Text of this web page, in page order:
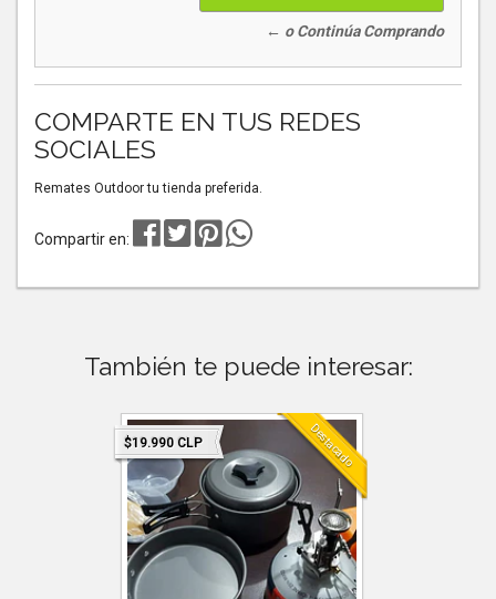
← o Continúa Comprando
COMPARTE EN TUS REDES
SOCIALES
Remates Outdoor tu tienda preferida.
Compartir en:
También te puede interesar:
$19.990 CLP Destacado